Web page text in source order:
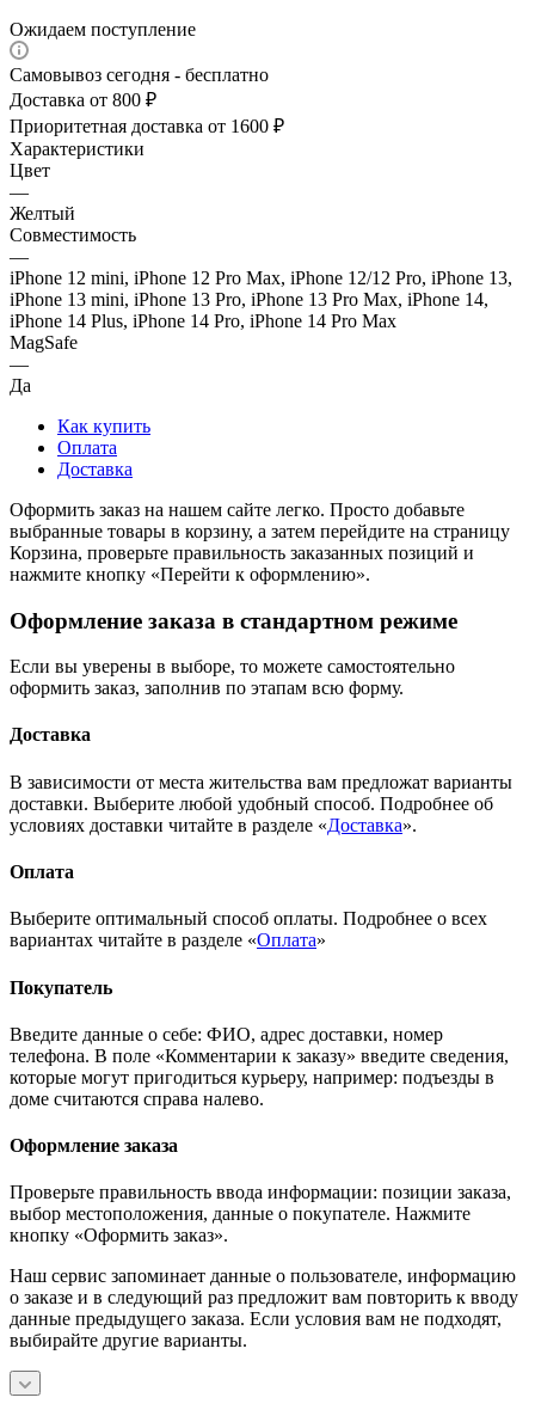
Ожидаем поступление
Самовывоз сегодня - бесплатно
Доставка от 800 ₽
Приоритетная доставка от 1600 ₽
Характеристики
Цвет
—
Желтый
Совместимость
—
iPhone 12 mini, iPhone 12 Pro Max, iPhone 12/12 Pro, iPhone 13,
iPhone 13 mini, iPhone 13 Pro, iPhone 13 Pro Max, iPhone 14,
iPhone 14 Plus, iPhone 14 Pro, iPhone 14 Pro Max
MagSafe
—
Да
Как купить
Оплата
Доставка
Оформить заказ на нашем сайте легко. Просто добавьте
выбранные товары в корзину, а затем перейдите на страницу
Корзина, проверьте правильность заказанных позиций и
нажмите кнопку «Перейти к оформлению».
Оформление заказа в стандартном режиме
Если вы уверены в выборе, то можете самостоятельно
оформить заказ, заполнив по этапам всю форму.
Доставка
В зависимости от места жительства вам предложат варианты
доставки. Выберите любой удобный способ. Подробнее об
условиях доставки читайте в разделе «Доставка».
Оплата
Выберите оптимальный способ оплаты. Подробнее о всех
вариантах читайте в разделе «Оплата»
Покупатель
Введите данные о себе: ФИО, адрес доставки, номер
телефона. В поле «Комментарии к заказу» введите сведения,
которые могут пригодиться курьеру, например: подъезды в
доме считаются справа налево.
Оформление заказа
Проверьте правильность ввода информации: позиции заказа,
выбор местоположения, данные о покупателе. Нажмите
кнопку «Оформить заказ».
Наш сервис запоминает данные о пользователе, информацию
о заказе и в следующий раз предложит вам повторить к вводу
данные предыдущего заказа. Если условия вам не подходят,
выбирайте другие варианты.